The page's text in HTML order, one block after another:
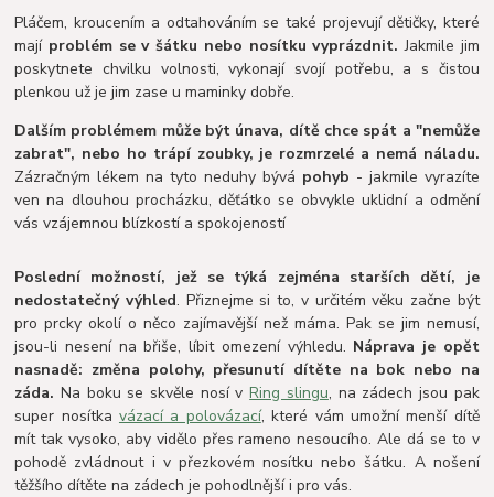
Pláčem, kroucením a odtahováním se také projevují dětičky, které
mají problém se v šátku nebo nosítku vyprázdnit. Jakmile jim
poskytnete chvilku volnosti, vykonají svojí potřebu, a s čistou
plenkou už je jim zase u maminky dobře.
Dalším problémem může být únava, dítě chce spát a "nemůže
zabrat", nebo ho trápí zoubky, je rozmrzelé a nemá náladu.
Zázračným lékem na tyto neduhy bývá pohyb - jakmile vyrazíte
ven na dlouhou procházku, děťátko se obvykle uklidní a odmění
vás vzájemnou blízkostí a spokojeností
Poslední možností, jež se týká zejména starších dětí, je
nedostatečný výhled. Přiznejme si to, v určitém věku začne být
pro prcky okolí o něco zajímavější než máma. Pak se jim nemusí,
jsou-li nesení na břiše, líbit omezení výhledu. Náprava je opět
nasnadě: změna polohy, přesunutí dítěte na bok nebo na
záda. Na boku se skvěle nosí vRing slingu, na zádech jsou pak
super nosítka vázací a polovázací, které vám umožní menší dítě
mít tak vysoko, aby vidělo přes rameno nesoucího. Ale dá se to v
pohodě zvládnout i v přezkovém nosítku nebo šátku. A nošení
těžšího dítěte na zádech je pohodlnější i pro vás.